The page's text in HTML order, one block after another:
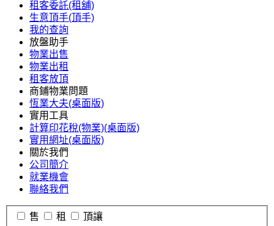
租客委託(租舖)
生意頂手(頂手)
我的查詢
放盤助手
物業出售
物業出租
租客放頂
商鋪物業問題
恆業大夫(桌面版)
實用工具
計算印花稅(物業)(桌面版)
實用網址(桌面版)
關於我們
公司簡介
就業機會
聯絡我們
售 租 頂讓